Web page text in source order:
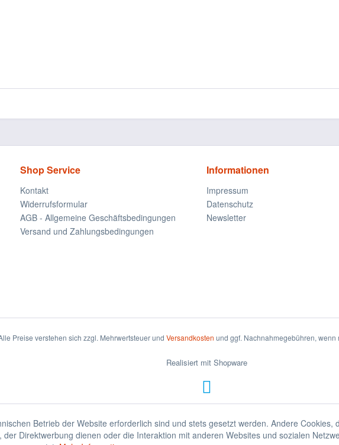
Shop Service
Kontakt
Widerrufsformular
AGB - Allgemeine Geschäftsbedingungen
Versand und Zahlungsbedingungen
Informationen
Impressum
Datenschutz
Newsletter
Preise verstehen sich zzgl. Mehrwertsteuer und Versandkosten und ggf. Nachnahmegebühren,
Realisiert mit Shopware
Betrieb der Website erforderlich sind und stets gesetzt werden. Andere Cookies,
Direktwerbung dienen oder die Interaktion mit anderen Websites und sozialen